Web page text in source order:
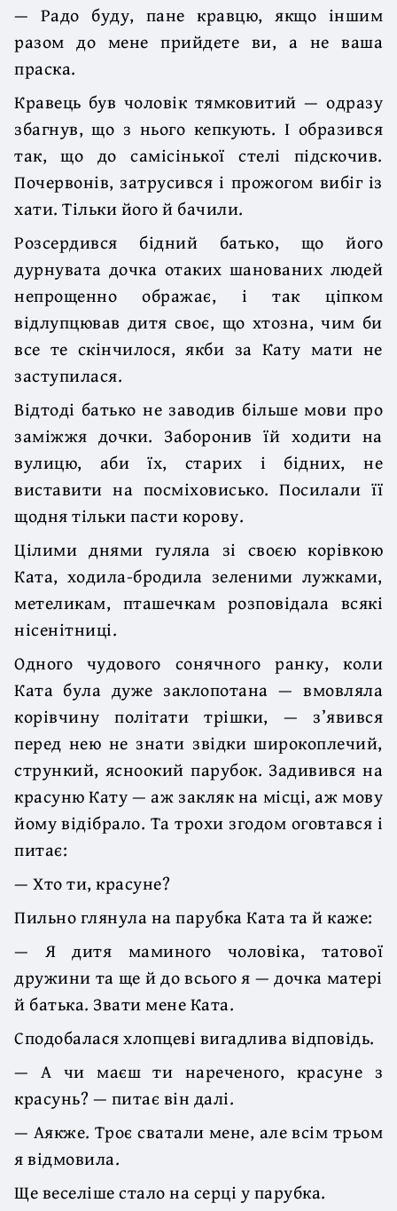
— Радо буду, пане кравцю, якщо іншим
разом до мене прийдете ви, а не ваша
праска.
Кравець був чоловік тямковитий — одразу
збагнув, що з нього кепкують. І образився
так, що до самісінької стелі підскочив.
Почервонів, затрусився і прожогом вибіг із
хати. Тільки його й бачили.
Розсердився бідний батько, що його
дурнувата дочка отаких шанованих людей
непрощенно ображає, і так ціпком
відлупцював дитя своє, що хтозна, чим би
все те скінчилося, якби за Кату мати не
заступилася.
Відтоді батько не заводив більше мови про
заміжжя дочки. Заборонив їй ходити на
вулицю, аби їх, старих і бідних, не
виставити на посміховисько. Посилали її
щодня тільки пасти корову.
Цілими днями гуляла зі своєю корівкою
Ката, ходила-бродила зеленими лужками,
метеликам, пташечкам розповідала всякі
нісенітниці.
Одного чудового сонячного ранку, коли
Ката була дуже заклопотана — вмовляла
корівчину політати трішки, — з’явився
перед нею не знати звідки широкоплечий,
стрункий, ясноокий парубок. Задивився на
красуню Кату — аж закляк на місці, аж мову
йому відібрало. Та трохи згодом оговтався і
питає:
— Хто ти, красуне?
Пильно глянула на парубка Ката та й каже:
— Я дитя маминого чоловіка, татової
дружини та ще й до всього я — дочка матері
й батька. Звати мене Ката.
Сподобалася хлопцеві вигадлива відповідь.
— А чи маєш ти нареченого, красуне з
красунь? — питає він далі.
— Аякже. Троє сватали мене, але всім трьом
я відмовила.
Ще веселіше стало на серці у парубка.